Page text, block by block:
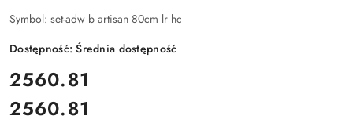
Symbol: set-adw b artisan 80cm lr hc
Dostępność:Średnia dostępność
cena:
2560.81
Cena:
2560.81